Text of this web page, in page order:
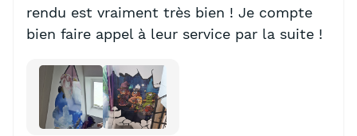
rendu est vraiment très bien ! Je compte
bien faire appel à leur service par la suite !